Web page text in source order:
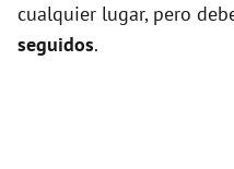
cualquier lugar, pero
seguidos.